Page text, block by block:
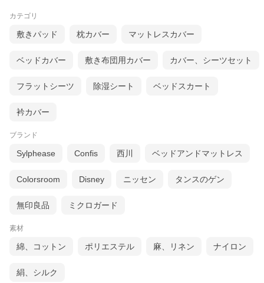
カテゴリ
敷きパッド 枕カバー マットレスカバー
ベッドカバー 敷き布団用カバー カバー、シーツセット
フラットシーツ 除湿シート ベッドスカート
衿カバー
ブランド
Sylphease Confis 西川 ベッドアンドマットレス
Colorsroom Disney ニッセン タンスのゲン
無印良品 ミクロガード
素材
綿、コットン ポリエステル 麻、リネン ナイロン
絹、シルク